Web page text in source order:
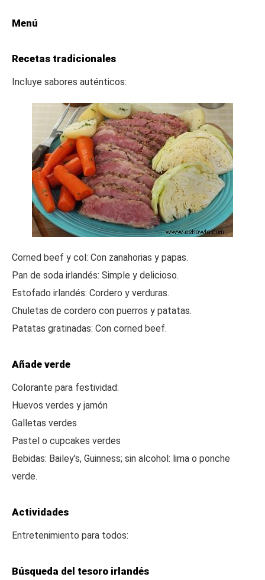
Menú
Recetas tradicionales
Incluye sabores auténticos:
Corned beef y col: Con zanahorias y papas.
Pan de soda irlandés: Simple y delicioso.
Estofado irlandés: Cordero y verduras.
Chuletas de cordero con puerros y patatas.
Patatas gratinadas: Con corned beef.
Añade verde
Colorante para festividad:
Huevos verdes y jamón
Galletas verdes
Pastel o cupcakes verdes
Bebidas: Bailey's, Guinness; sin alcohol: lima o ponche
verde.
Actividades
Entretenimiento para todos:
Búsqueda del tesoro irlandés